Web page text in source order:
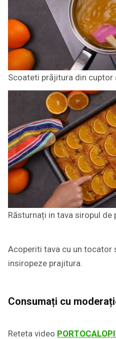
Scoateti prăjitura din
Răsturnați in tava siropul de
Acoperiti tava cu un tocator
insiropeze prajitura.
Consumați cu
Reteta video